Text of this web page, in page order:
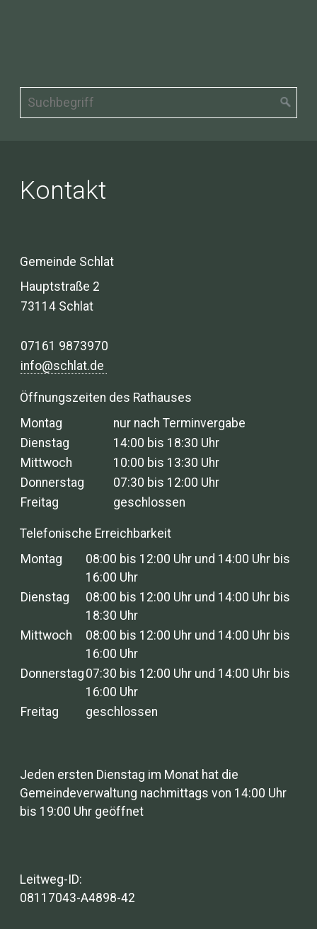
Kontakt
Gemeinde Schlat
Hauptstraße 2
73114 Schlat
07161 9873970
info@schlat.de
Öffnungszeiten des Rathauses
Montag
nur nach Terminvergabe
Dienstag
14:00 bis 18:30 Uhr
Mittwoch
10:00 bis 13:30 Uhr
Donnerstag
07:30 bis 12:00 Uhr
Freitag
geschlossen
Telefonische Erreichbarkeit
Montag
08:00 bis 12:00 Uhr und 14:00 Uhr bis
16:00 Uhr
Dienstag
08:00 bis 12:00 Uhr und 14:00 Uhr bis
18:30 Uhr
Mittwoch
08:00 bis 12:00 Uhr und 14:00 Uhr bis
16:00 Uhr
Donnerstag 07:30 bis 12:00 Uhr und 14:00 Uhr bis
16:00 Uhr
Freitag
geschlossen
Jeden ersten Dienstag im Monat hat die
Gemeindeverwaltung nachmittags von 14:00 Uhr
bis 19:00 Uhr geöffnet
Leitweg-ID:
08117043-A4898-42